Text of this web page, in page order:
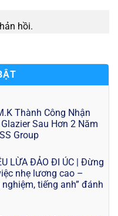
hồi.
Thành Công Nhận
Sau Hơn 2 Năm
Group
LỪA ĐẢO ĐI ÚC | Đừng
nhẹ lương cao –
tiếng anh” đánh